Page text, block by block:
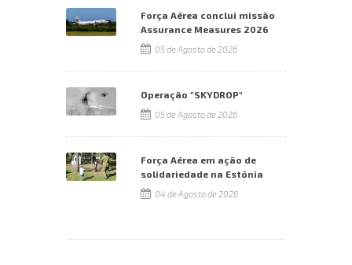
Força Aérea conclui missão
Assurance Measures 2026
05 de Agosto de 2026
Operação "SKYDROP"
05 de Agosto de 2026
Força Aérea em ação de
solidariedade na Estónia
04 de Agosto de 2026